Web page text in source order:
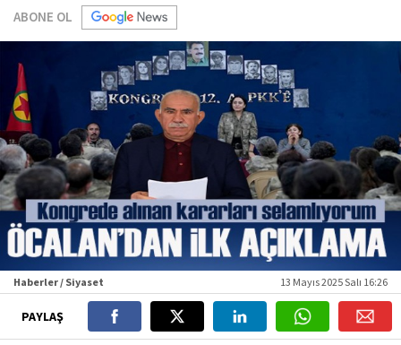
ABONE OL
Haberler / Siyaset 13 Mayıs 2025 Salı 16:26
PAYLAŞ